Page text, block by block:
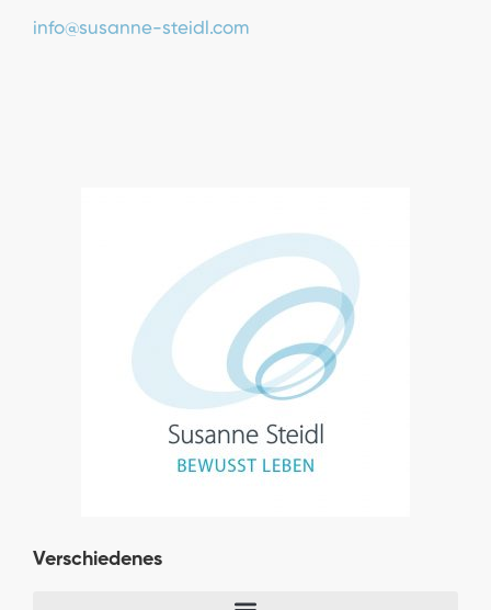
info@susanne-steidl.com
Verschiedenes